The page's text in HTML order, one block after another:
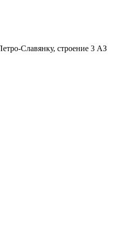
Славянку, строение 3 АЗ